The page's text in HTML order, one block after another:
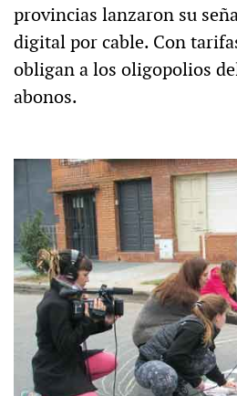
provincias lanzaron su
digital por cable. Con
obligan a los oligopolios
abonos.